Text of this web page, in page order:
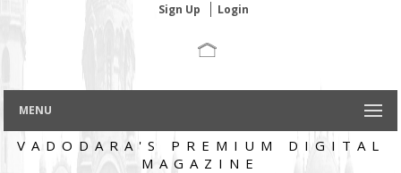
Sign Up Login
MENU
VADODARA'S PREMIUM DIGITAL
MAGAZINE